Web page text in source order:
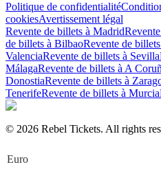
Politique de confidentialité
cookiesAvertissement légal
Revente de billets à Madrid
de billets à BilbaoRevente de
ValenciaRevente de billets à Sevilla
MálagaRevente de billets à A
DonostiaRevente de billets à
TenerifeRevente de billets à Murcia
© 2026 Rebel Tickets. All rights
Euro